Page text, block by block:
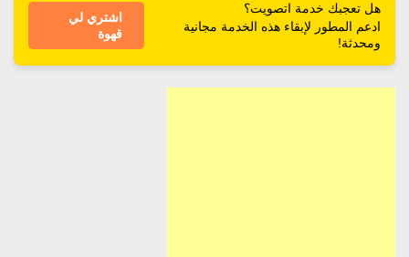
هل تعجبك خدمة اتصويت؟
ادعم المطور لإبقاء هذه الخدمة مجانية
ومحدثة!
اشتري لي
قهوة